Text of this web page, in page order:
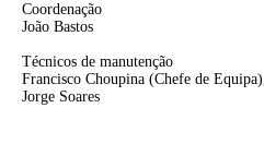
Coordenação
João Bastos
Técnicos de manutenção
Francisco Choupina (Chefe de
Jorge Soares